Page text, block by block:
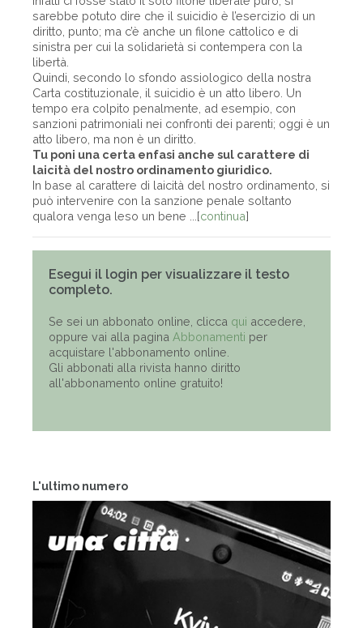
L'ultimo numero
sarebbe potuto dire che il suicidio è l’esercizio di un
diritto, punto; ma c’è anche un filone cattolico e di
sinistra per cui la solidarietà si contempera con la
libertà.
Quindi, secondo lo sfondo assiologico della nostra
Carta costituzionale, il suicidio è un atto libero. Un
tempo era colpito penalmente, ad esempio, con
sanzioni patrimoniali nei confronti dei parenti; oggi è un
atto libero, ma non è un diritto.
Tu poni una certa enfasi anche sul carattere di
laicità del nostro ordinamento giuridico.
In base al carattere di laicità del nostro ordinamento, si
può intervenire con la sanzione penale soltanto
qualora venga leso un bene ...[continua]
Esegui il login per visualizzare il testo
completo.
Se sei un abbonato online, clicca qui accedere,
oppure vai alla pagina Abbonamenti per
acquistare l'abbonamento online.
Gli abbonati alla rivista hanno diritto
all'abbonamento online gratuito!